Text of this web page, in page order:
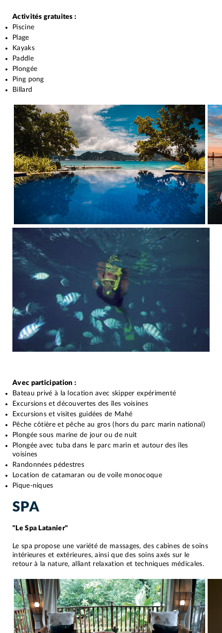
Activités gratuites :
Piscine
Plage
Kayaks
Paddle
Plongée
Ping pong
Billard
Avec participation :
Bateau privé à la location avec skipper expérimenté
Excursions et découvertes des îles voisines
Excursions et visites guidées de Mahé
Pêche côtière et pêche au gros (hors du parc marin national)
Plongée sous marine de jour ou de nuit
Plongée avec tuba dans le parc marin et autour des îles
voisines
Randonnées pédestres
Location de catamaran ou de voile monocoque
Pique-niques
SPA
"Le Spa Latanier"
Le spa propose une variété de massages, des cabines de soins
intérieures et extérieures, ainsi que des soins axés sur le
retour à la nature, alliant relaxation et techniques médicales.